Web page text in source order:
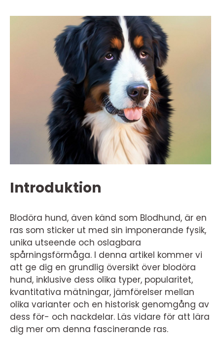
Introduktion
Blodöra hund, även känd som Blodhund, är en
ras som sticker ut med sin imponerande fysik,
unika utseende och oslagbara
spårningsförmåga. I denna artikel kommer vi
att ge dig en grundlig översikt över blodöra
hund, inklusive dess olika typer, popularitet,
kvantitativa mätningar, jämförelser mellan
olika varianter och en historisk genomgång av
dess för- och nackdelar. Läs vidare för att lära
dig mer om denna fascinerande ras.